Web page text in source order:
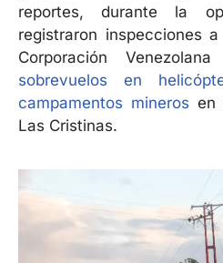
reportes, durante la
registraron inspecciones
Corporación
sobrevuelos en
campamentos mineros en
Las Cristinas.